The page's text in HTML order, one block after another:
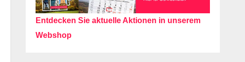
Entdecken Sie aktuelle Aktionen in unserem
Webshop